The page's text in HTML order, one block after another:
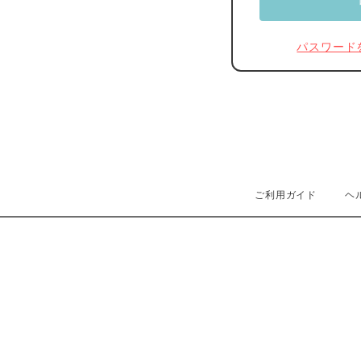
パスワード
ご利用ガイド ヘ